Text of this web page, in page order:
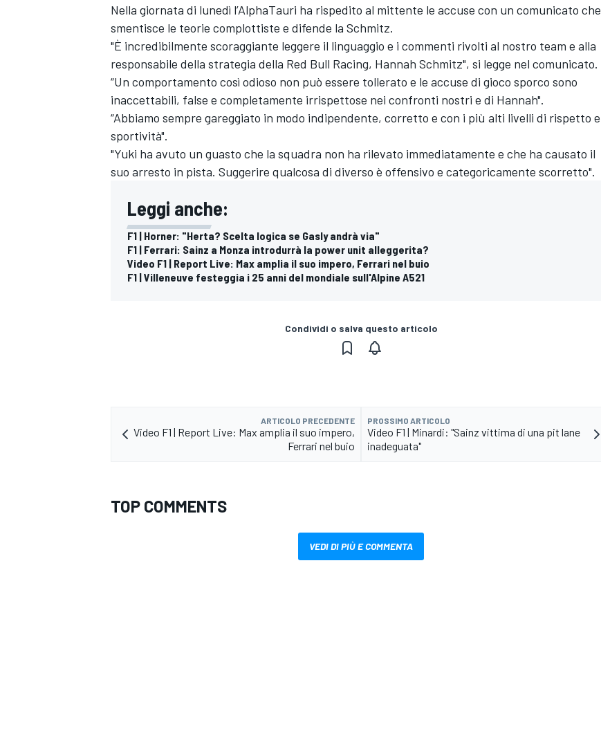
MONOMARCA
Nella giornata di lunedì l’AlphaTauri ha rispedito al mittente le accuse con un comunicato che
smentisce le teorie complottiste e difende la Schmitz.
"È incredibilmente scoraggiante leggere il linguaggio e i commenti rivolti al nostro team e alla
responsabile della strategia della Red Bull Racing, Hannah Schmitz", si legge nel comunicato.
“Un comportamento così odioso non può essere tollerato e le accuse di gioco sporco sono
inaccettabili, false e completamente irrispettose nei confronti nostri e di Hannah".
“Abbiamo sempre gareggiato in modo indipendente, corretto e con i più alti livelli di rispetto e
sportività".
"Yuki ha avuto un guasto che la squadra non ha rilevato immediatamente e che ha causato il
suo arresto in pista. Suggerire qualcosa di diverso è offensivo e categoricamente scorretto".
Leggi anche:
F1 | Horner: "Herta? Scelta logica se Gasly andrà via"
F1 | Ferrari: Sainz a Monza introdurrà la power unit alleggerita?
Video F1 | Report Live: Max amplia il suo impero, Ferrari nel buio
F1 | Villeneuve festeggia i 25 anni del mondiale sull'Alpine A521
Condividi o salva questo articolo
ARTICOLO PRECEDENTE
Video F1 | Report Live: Max amplia il suo impero,
Ferrari nel buio
PROSSIMO ARTICOLO
Video F1 | Minardi: "Sainz vittima di una pit lane
inadeguata"
TOP COMMENTS
VEDI DI PIÙ E COMMENTA